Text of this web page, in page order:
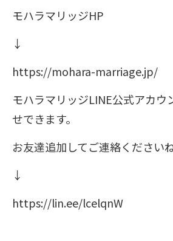
モハラマリッジHP
↓
https://mohara-marriage.jp/
モハラマリッジLINE公式アカウ
せできます。
お友達追加してご連絡くださいね
↓
https://lin.ee/lcelqnW